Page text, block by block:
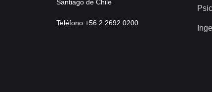
Santiago de Chile
Teléfono +56 2 2692 0200